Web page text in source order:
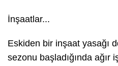
İnşaatlar...
Eskiden bir inşaat yasağı
sezonu başladığında ağır